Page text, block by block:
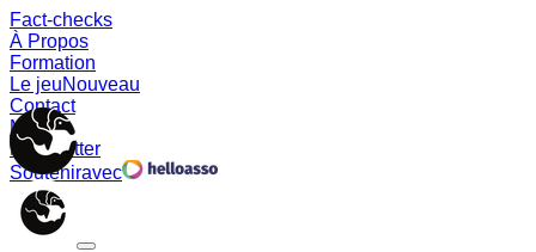
Fact-checks
À Propos
Formation
Le jeuNouveau
Contact
Memes
Newsletter
Souteniravec